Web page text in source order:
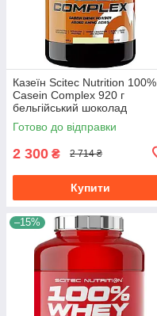
Казеїн Scitec Nutrition 100%
Casein Complex 920 г
бельгійський шоколад
Готово до відправки
2 300 ₴ 2 714 ₴
Купити
–15%